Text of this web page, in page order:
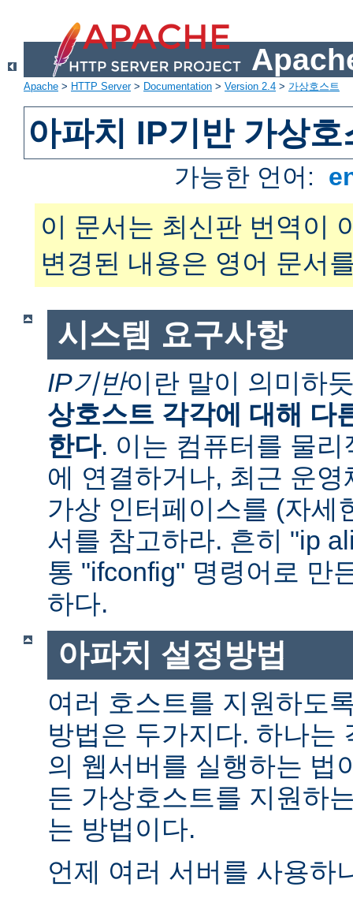
Apache > HTTP Server> Documentation > Version 2.4 > 가상호스트
아파치 IP기반 가상
가능한 언어:
이 문서는 최신판 번역이
변경된 내용은 영어 문서
시스템 요구사항
IP기반이란 말이 의미하
상호스트 각각에 대해 다
한다. 이는 컴퓨터를 물
에 연결하거나, 최근 운
가상 인터페이스를 (자세
서를 참고하라. 흔히 "ip
통 "ifconfig" 명령어로 만
하다.
아파치 설정방법
여러 호스트를 지원하도
방법은 두가지다. 하나는
의 웹서버를 실행하는 법
든 가상호스트를 지원하
는 방법이다.
언제 여러 서버를 사용하